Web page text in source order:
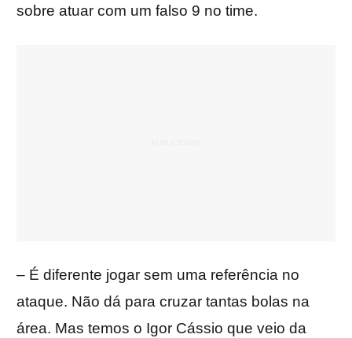
sobre atuar com um falso 9 no time.
– É diferente jogar sem uma referência no
ataque. Não dá para cruzar tantas bolas na
área. Mas temos o Igor Cássio que veio da